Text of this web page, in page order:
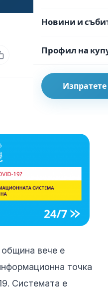
Новини и
Профил на
вече е
точка
Системата е